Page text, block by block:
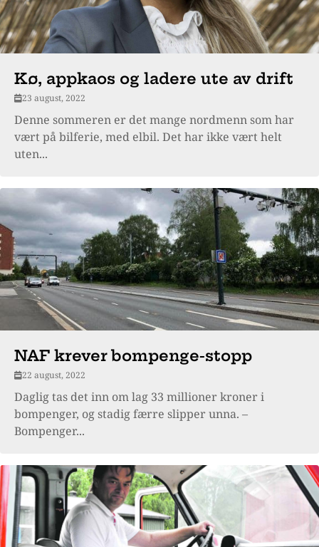
Kø, appkaos og ladere ute av drift
23 august, 2022
Denne sommeren er det mange nordmenn som har
vært på bilferie, med elbil. Det har ikke vært helt
uten...
NAF krever bompenge-stopp
22 august, 2022
Daglig tas det inn om lag 33 millioner kroner i
bompenger, og stadig færre slipper unna. –
Bompenger...